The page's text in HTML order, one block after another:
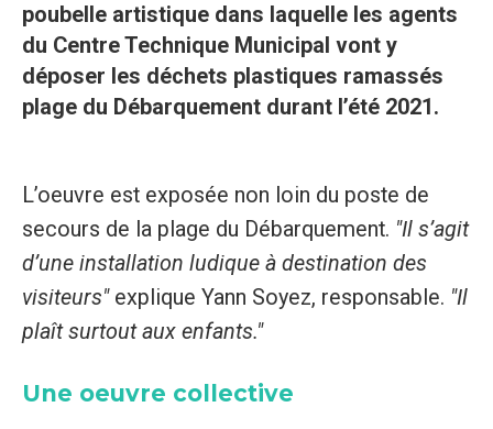
poubelle artistique dans laquelle les agents
du Centre Technique Municipal vont y
déposer les déchets plastiques ramassés
plage du Débarquement durant l’été 2021.
L’oeuvre est exposée non loin du poste de
secours de la plage du Débarquement. "Il s’agit
d’une installation ludique à destination des
visiteurs" explique Yann Soyez, responsable. "Il
plaît surtout aux enfants."
Une oeuvre collective